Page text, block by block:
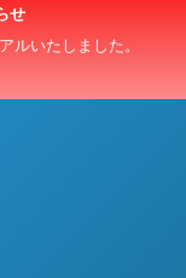
せ
ルいたしました。
U-15）大会